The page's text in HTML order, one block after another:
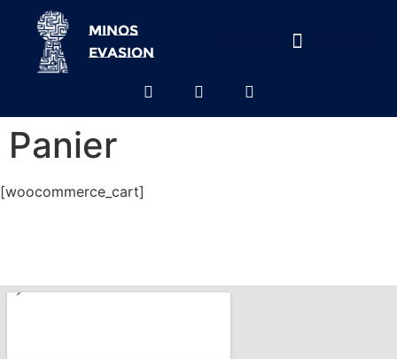
Minos
evasion
Panier
[woocommerce_cart]